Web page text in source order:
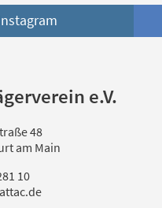
e.V.
48
am Main
10